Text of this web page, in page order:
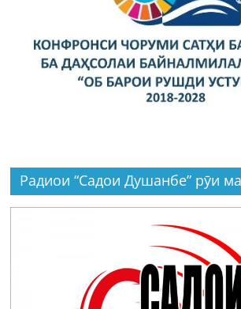
Радиои “Садои Душанбе” рӯи